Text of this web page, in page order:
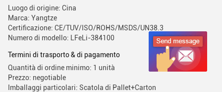
Luogo di origine: Cina
Marca: Yangtze
Certificazione: CE/TUV/ISO/ROHS/MSDS/UN38.3
Numero di modello: LFeLi-384100
Termini di trasporto & di pagamento
Quantità di ordine minimo: 1 unità
Prezzo: negotiable
Imballaggi particolari: Scatola di Pallet+Carton